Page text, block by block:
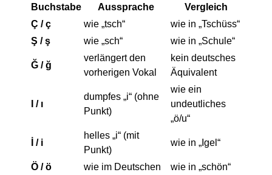
Buchstabe Aussprache
Vergleich
Ç / ç
wie „tsch“
wie in „Tschüss“
Ş / ş
wie „sch“ wie in „Schule“
Ğ / ğ
verlängert den
vorherigen Vokal
kein deutsches
Äquivalent
I / ı
dumpfes „i“ (ohne
Punkt)
wie ein
undeutliches
„ö/u“
İ / i
helles „i“ (mit
Punkt)
wie in „Igel“
Ö / ö wie im Deutschen
wie in „schön“